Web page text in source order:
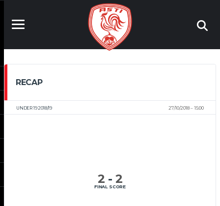
RECAP
UNDER 19 2018/19 27/10/2018 15:00
2 - 2
FINAL SCORE